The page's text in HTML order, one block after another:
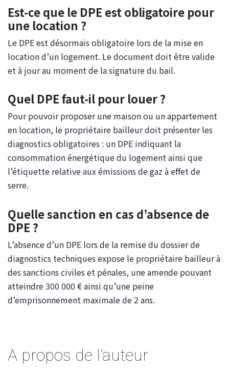
Est-ce que le DPE est obligatoire pour
une location ?
Le DPE est désormais obligatoire lors de la mise en
location d’un logement. Le document doit être valide
et à jour au moment de la signature du bail.
Quel DPE faut-il pour louer ?
Pour pouvoir proposer une maison ou un appartement
en location, le propriétaire bailleur doit présenter les
diagnostics obligatoires : un DPE indiquant la
consommation énergétique du logement ainsi que
l’étiquette relative aux émissions de gaz à effet de
serre.
Quelle sanction en cas d’absence de
DPE ?
L’absence d’un DPE lors de la remise du dossier de
diagnostics techniques expose le propriétaire bailleur à
des sanctions civiles et pénales, une amende pouvant
atteindre 300 000 € ainsi qu’une peine
d’emprisonnement maximale de 2 ans.
A propos de l’auteur